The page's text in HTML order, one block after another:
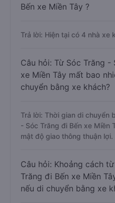
Bến xe Miền Tây ?
Trả lời: Hiện tại có 4 nhà xe
Câu hỏi: Từ Sóc Trăng -
xe Miền Tây mất bao
chuyển bằng xe khách?
Trả lời: Thời gian di chuyển
- Sóc Trăng đi Bến xe Miền
mật độ giao thông thuận lợi.
Câu hỏi: Khoảng cách
Trăng đi Bến xe Miền
nếu di chuyển bằng xe